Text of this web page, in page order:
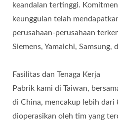
keandalan tertinggi.
keunggulan telah
perusahaan-perusahaan
Siemens, Yamaichi, Samsung,
Fasilitas dan Tenaga Kerja
Pabrik kami di Taiwan,
di China, mencakup lebih dari
dioperasikan oleh tim yang